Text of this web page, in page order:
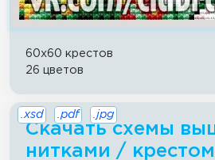
60x60 крестов
26 цветов
Скачать схемы
нитками /
.xsd .pdf .jpg